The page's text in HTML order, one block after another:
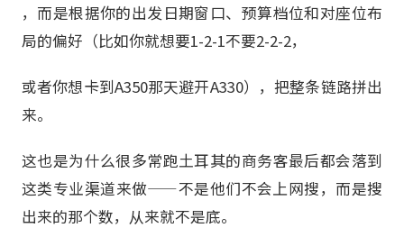
，而是根据你的出发日期窗口、预算档位和对座位布
局的偏好（比如你就想要1-2-1不要2-2-2，
或者你想卡到A350那天避开A330），把整条链路拼出
来。
这也是为什么很多常跑土耳其的商务客最后都会落到
这类专业渠道来做——不是他们不会上网搜，而是搜
出来的那个数，从来就不是底。